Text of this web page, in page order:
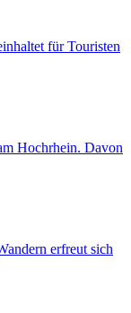
für Touristen
Hochrhein. Davon
erfreut sich